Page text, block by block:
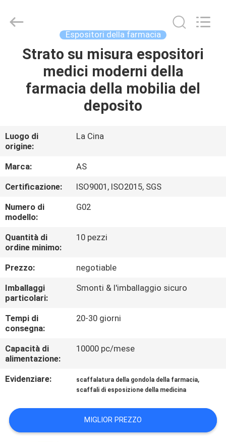
CASA
PRODOTTI
CIRCA
NOI
GIRO
DELLA
FABBRICA
CONTROLLO
DI
QUALITÀ
CONTATTICI
RICHIEDA
UNA
MAPPA
Display
Shelves
Espositori della farmacia
Strato su misura espositori
medici moderni della
farmacia della mobilia del
deposito
Luogo di
origine:
La Cina
Marca:
AS
Certificazione:
ISO9001, ISO2015, SGS
Numero di
modello:
G02
Quantità di
ordine minimo:
10 pezzi
Prezzo:
negotiable
Imballaggi
particolari:
Smonti & l'imballaggio sicuro
Tempi di
consegna:
20-30 giorni
Capacità di
alimentazione:
10000 pc/mese
Evidenziare: scaffalatura della gondola della farmacia,
scaffali di esposizione della medicina
MIGLIOR PREZZO